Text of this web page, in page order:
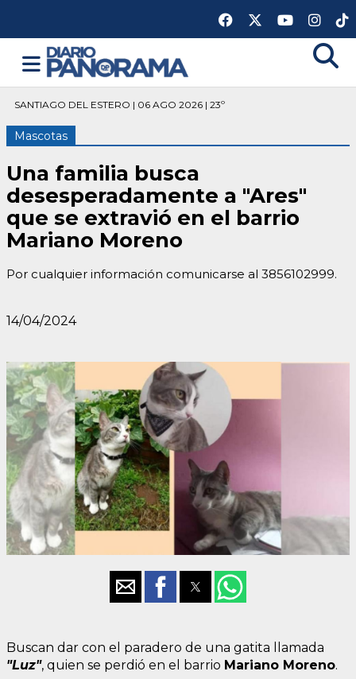
SANTIAGO DEL ESTERO | 06 AGO 2026 | 23º
Mascotas
Una familia busca
desesperadamente a "Ares"
que se extravió en el barrio
Mariano Moreno
Por cualquier información comunicarse al 3856102999.
14/04/2024
Buscan dar con el paradero de una gatita llamada
"Luz", quien se perdió en el barrio Mariano Moreno.